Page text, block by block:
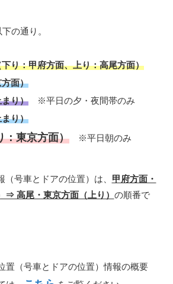
の通り。
り：甲府方面、上り：高尾方面）
面）
り） ※平日の夕・夜間帯のみ
り）
：東京方面） ※平日朝のみ
（号車とドアの位置）は、 甲府方面・
⇒ 高尾・東京方面（上り） の順番で
置（号車とドアの位置）情報の概要